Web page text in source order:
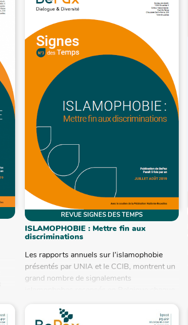
REVUE SIGNES DES TEMPS
ISLAMOPHOBIE : Mettre fin aux
discriminations
Les rapports annuels sur l’islamophobie
présentés par UNIA et le CCIB, montrent un
grand nombre de signalements